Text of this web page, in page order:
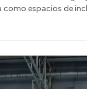
como espacios de